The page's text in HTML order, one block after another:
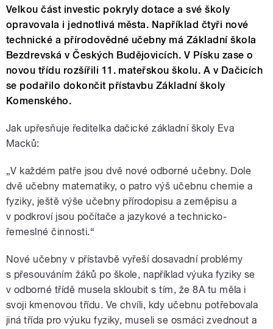
Velkou část investic pokryly dotace a své školy
opravovala i jednotlivá města. Například čtyři nové
technické a přírodovědné učebny má Základní škola
Bezdrevská v Českých Budějovicích. V Písku zase o
novou třídu rozšířili 11. mateřskou školu. A v Dačicích
se podařilo dokončit přístavbu Základní školy
Komenského.
Jak upřesňuje ředitelka dačické základní školy Eva
Macků:
„V každém patře jsou dvě nové odborné učebny. Dole
dvě učebny matematiky, o patro výš učebnu chemie a
fyziky, ještě výše učebny přírodopisu a zeměpisu a
v podkroví jsou počítače a jazykové a technicko-
řemeslné činnosti.“
Nové učebny v přístavbě vyřeší dosavadní problémy
s přesouváním žáků po škole, například výuka fyziky se
v odborné třídě musela skloubit s tím, že 8A tu měla i
svoji kmenovou třídu. Ve chvíli, kdy učebnu potřebovala
jiná třída pro výuku fyziky, museli se osmáci zvednout a